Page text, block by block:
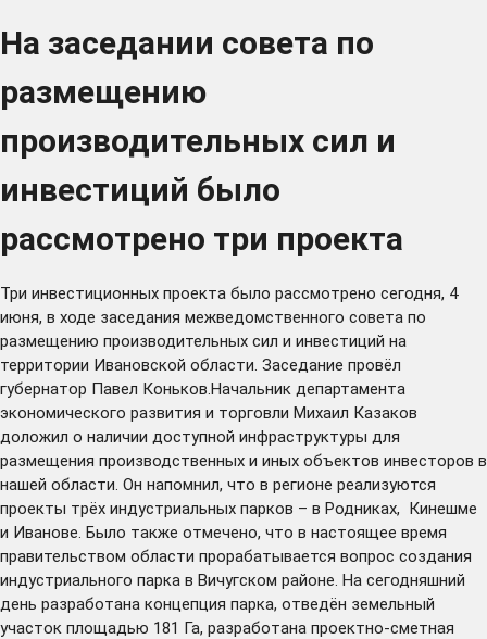
На заседании совета по
размещению
производительных сил и
инвестиций было
рассмотрено три проекта
Три инвестиционных проекта было рассмотрено сегодня, 4
июня, в ходе заседания межведомственного совета по
размещению производительных сил и инвестиций на
территории Ивановской области. Заседание провёл
губернатор Павел Коньков.Начальник департамента
экономического развития и торговли Михаил Казаков
доложил о наличии доступной инфраструктуры для
размещения производственных и иных объектов инвесторов в
нашей области. Он напомнил, что в регионе реализуются
проекты трёх индустриальных парков – в Родниках, Кинешме
и Иванове. Было также отмечено, что в настоящее время
правительством области прорабатывается вопрос создания
индустриального парка в Вичугском районе. На сегодняшний
день разработана концепция парка, отведён земельный
участок площадью 181 Га, разработана проектно-сметная